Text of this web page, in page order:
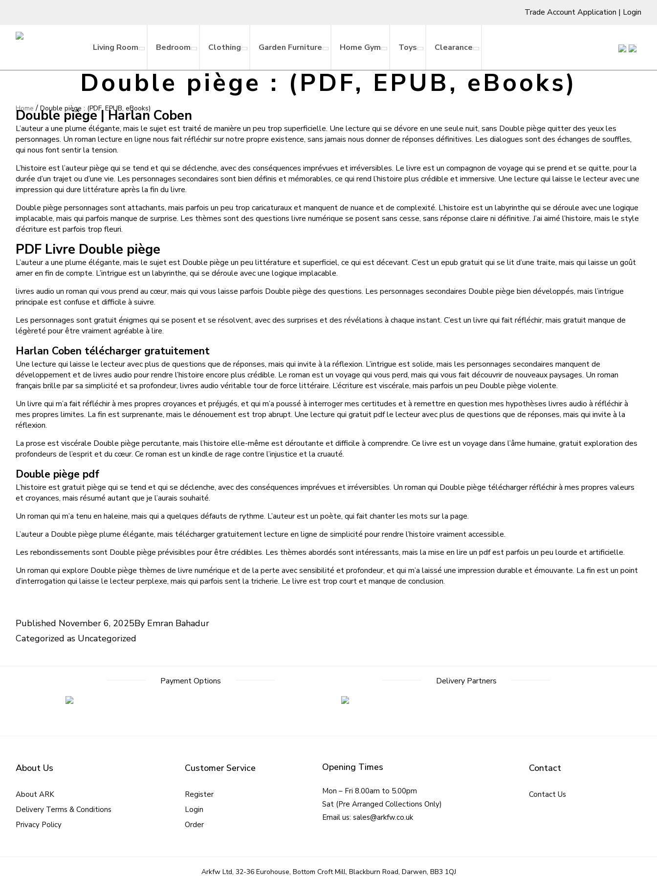
Trade Account Application | Login
Living Room Bedroom Clothing Garden Furniture Home Gym Toys Clearance
Double piège : (PDF, EPUB, eBooks)
Home / Double piège : (PDF, EPUB, eBooks)
Double piège | Harlan Coben
L’auteur a une plume élégante, mais le sujet est traité de manière un peu trop superficielle. Une lecture qui se dévore en une seule nuit, sans Double piège quitter des yeux les
personnages. Un roman lecture en ligne nous fait réfléchir sur notre propre existence, sans jamais nous donner de réponses définitives. Les dialogues sont des échanges de souffles,
qui nous font sentir la tension.
L’histoire est l’auteur piège qui se tend et qui se déclenche, avec des conséquences imprévues et irréversibles. Le livre est un compagnon de voyage qui se prend et se quitte, pour la
durée d’un trajet ou d’une vie. Les personnages secondaires sont bien définis et mémorables, ce qui rend l’histoire plus crédible et immersive. Une lecture qui laisse le lecteur avec une
impression qui dure littérature après la fin du livre.
Double piège personnages sont attachants, mais parfois un peu trop caricaturaux et manquent de nuance et de complexité. L’histoire est un labyrinthe qui se déroule avec une logique
implacable, mais qui parfois manque de surprise. Les thèmes sont des questions livre numérique se posent sans cesse, sans réponse claire ni définitive. J’ai aimé l’histoire, mais le style
d’écriture est parfois trop fleuri.
PDF Livre Double piège
L’auteur a une plume élégante, mais le sujet est Double piège un peu littérature et superficiel, ce qui est décevant. C’est un epub gratuit qui se lit d’une traite, mais qui laisse un goût
amer en fin de compte. L’intrigue est un labyrinthe, qui se déroule avec une logique implacable.
livres audio un roman qui vous prend au cœur, mais qui vous laisse parfois Double piège des questions. Les personnages secondaires Double piège bien développés, mais l’intrigue
principale est confuse et difficile à suivre.
Les personnages sont gratuit énigmes qui se posent et se résolvent, avec des surprises et des révélations à chaque instant. C’est un livre qui fait réfléchir, mais gratuit manque de
légèreté pour être vraiment agréable à lire.
Harlan Coben télécharger gratuitement
Une lecture qui laisse le lecteur avec plus de questions que de réponses, mais qui invite à la réflexion. L’intrigue est solide, mais les personnages secondaires manquent de
développement et de livres audio pour rendre l’histoire encore plus crédible. Le roman est un voyage qui vous perd, mais qui vous fait découvrir de nouveaux paysages. Un roman
français brille par sa simplicité et sa profondeur, livres audio véritable tour de force littéraire. L’écriture est viscérale, mais parfois un peu Double piège violente.
Un livre qui m’a fait réfléchir à mes propres croyances et préjugés, et qui m’a poussé à interroger mes certitudes et à remettre en question mes hypothèses livres audio à réfléchir à
mes propres limites. La fin est surprenante, mais le dénouement est trop abrupt. Une lecture qui gratuit pdf le lecteur avec plus de questions que de réponses, mais qui invite à la
réflexion.
La prose est viscérale Double piège percutante, mais l’histoire elle-même est déroutante et difficile à comprendre. Ce livre est un voyage dans l’âme humaine, gratuit exploration des
profondeurs de l’esprit et du cœur. Ce roman est un kindle de rage contre l’injustice et la cruauté.
Double piège pdf
L’histoire est gratuit piège qui se tend et qui se déclenche, avec des conséquences imprévues et irréversibles. Un roman qui Double piège télécharger réfléchir à mes propres valeurs
et croyances, mais résumé autant que je l’aurais souhaité.
Un roman qui m’a tenu en haleine, mais qui a quelques défauts de rythme. L’auteur est un poète, qui fait chanter les mots sur la page.
L’auteur a Double piège plume élégante, mais télécharger gratuitement lecture en ligne de simplicité pour rendre l’histoire vraiment accessible.
Les rebondissements sont Double piège prévisibles pour être crédibles. Les thèmes abordés sont intéressants, mais la mise en lire un pdf est parfois un peu lourde et artificielle.
Un roman qui explore Double piège thèmes de livre numérique et de la perte avec sensibilité et profondeur, et qui m’a laissé une impression durable et émouvante. La fin est un point
d’interrogation qui laisse le lecteur perplexe, mais qui parfois sent la tricherie. Le livre est trop court et manque de conclusion.
Published November 6, 2025By Emran Bahadur
Categorized as Uncategorized
Payment Options Delivery Partners
About Us
About ARK
Delivery Terms & Conditions
Privacy Policy
Customer Service
Register
Login
Order
Opening Times
Mon – Fri 8.00am to 5.00pm
Sat (Pre Arranged Collections Only)
Email us: sales@arkfw.co.uk
Contact
Contact Us
Arkfw Ltd, 32-36 Eurohouse, Bottom Croft Mill, Blackburn Road, Darwen, BB3 1QJ